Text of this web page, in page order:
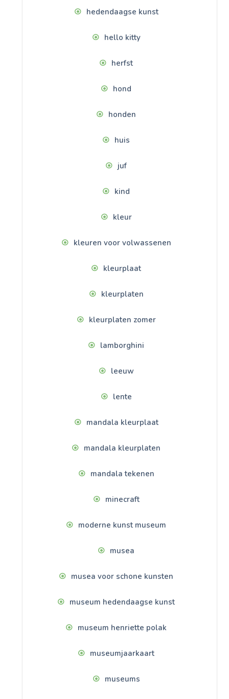
hedendaagse kunst
hello kitty
herfst
hond
honden
huis
juf
kind
kleur
kleuren voor volwassenen
kleurplaat
kleurplaten
kleurplaten zomer
lamborghini
leeuw
lente
mandala kleurplaat
mandala kleurplaten
mandala tekenen
minecraft
moderne kunst museum
musea
musea voor schone kunsten
museum hedendaagse kunst
museum henriette polak
museumjaarkaart
museums